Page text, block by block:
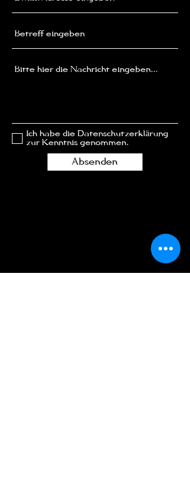
Ich habe die Datenschutzerklärung
zur Kenntnis genommen.
Absenden